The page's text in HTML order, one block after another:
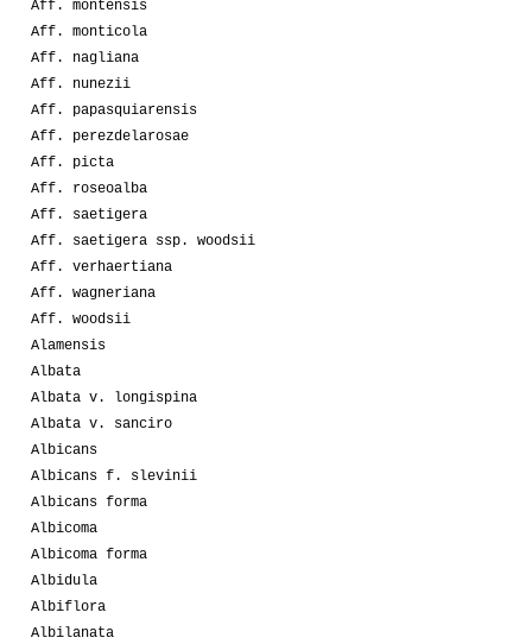
Aff. montensis
Aff. monticola
Aff. nagliana
Aff. nunezii
Aff. papasquiarensis
Aff. perezdelarosae
Aff. picta
Aff. roseoalba
Aff. saetigera
Aff. saetigera ssp. woodsii
Aff. verhaertiana
Aff. wagneriana
Aff. woodsii
Alamensis
Albata
Albata v. longispina
Albata v. sanciro
Albicans
Albicans f. slevinii
Albicans forma
Albicoma
Albicoma forma
Albidula
Albiflora
Albilanata